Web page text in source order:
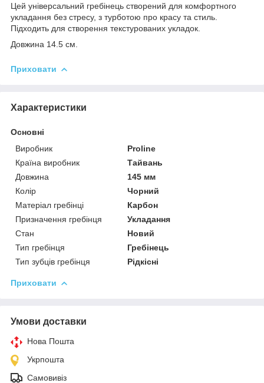
Цей універсальний гребінець створений для комфортного
укладання без стресу, з турботою про красу та стиль.
Підходить для створення текстурованих укладок.
Довжина 14.5 см.
Приховати
Характеристики
Основні
Виробник
Proline
Країна виробник
Тайвань
Довжина
145 мм
Колір
Чорний
Матеріал гребінці
Карбон
Призначення гребінця
Укладання
Стан
Новий
Тип гребінця
Гребінець
Тип зубців гребінця
Рідкісні
Приховати
Умови доставки
Нова Пошта
Укрпошта
Самовивіз